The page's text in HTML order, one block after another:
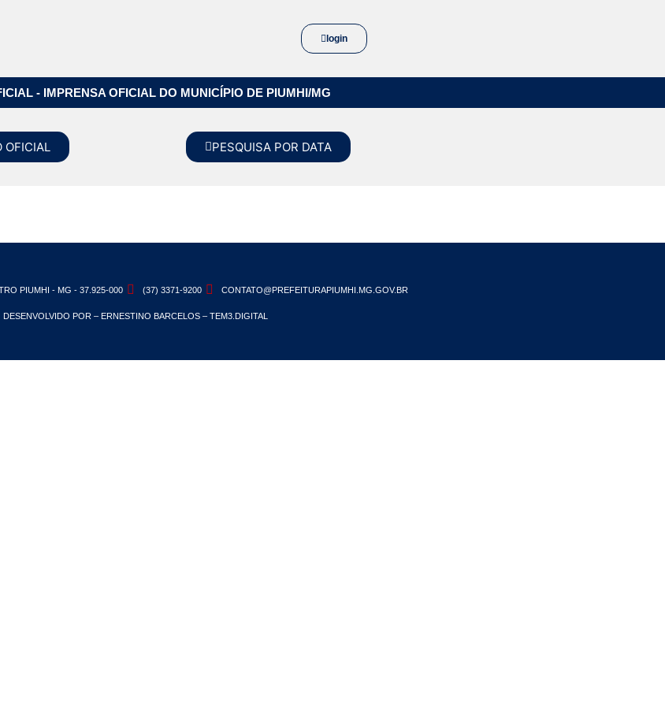
login
- IMPRENSA OFICIAL DO MUNICÍPIO DE PIUMHI/MG
OFICIAL PESQUISA POR DATA
PIUMHI - MG - 37.925-000 (37) 3371-9200 CONTATO@PREFEITURAPIUMHI.MG.GOV.BR
DESENVOLVIDO POR – ERNESTINO BARCELOS – TEM3.DIGITAL